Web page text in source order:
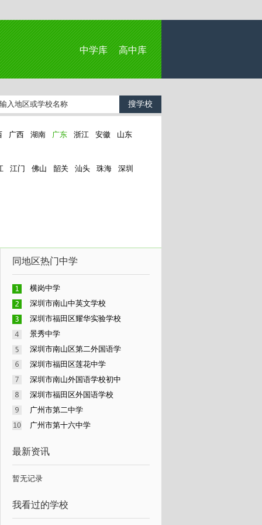
中学库 高中库
广西 湖南 广东 浙江 安徽 山东
江门 佛山 韶关 汕头 珠海 深圳
同地区热门中学
横岗中学
深圳市南山中英文学校
深圳市福田区耀华实验学校
景秀中学
深圳市南山区第二外国语学
深圳市福田区莲花中学
深圳市南山外国语学校初中
深圳市福田区外国语学校
广州市第二中学
广州市第十六中学
最新资讯
暂无记录
我看过的学校